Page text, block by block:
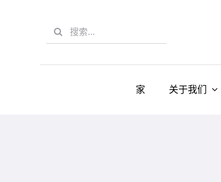
Search
for:
家 关于我们